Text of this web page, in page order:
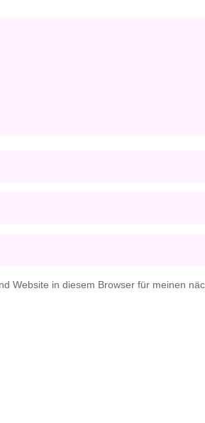
Website in diesem Browser für meinen